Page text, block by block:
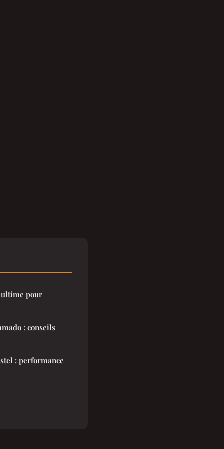
ultime pour
: conseils
: performance